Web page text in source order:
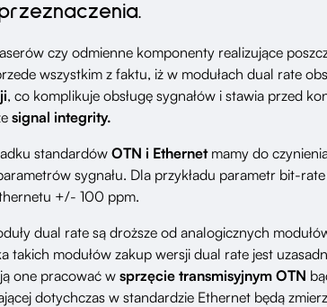
czy odmienne komponenty realizujące
wszystkim z faktu, iż w modułach dual rate
, co komplikuje obsługę sygnałów i stawia przed
signal integrity.
standardówOTN i Ethernet mamy do
sygnału. Dla przykładu parametr bit-
+/- 100 ppm.
dual rate są droższe od analogicznych
takich modułów zakup wersji dual rate jest
one pracować wsprzęcie transmisyjnym OTN
dotychczas w standardzie Ethernet będą